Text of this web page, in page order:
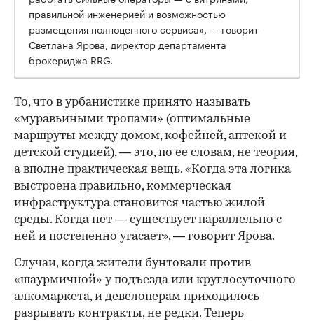
00:00
правильной инженерией и возможностью
размещения полноценного сервиса», — говорит
Светлана Ярова, директор департамента
брокериджа RRG.
То, что в урбанистике принято называть
«муравьиными тропами» (оптимальные
маршруты между домом, кофейней, аптекой и
детской студией), — это, по ее словам, не теория,
а вполне практическая вещь. «Когда эта логика
выстроена правильно, коммерческая
инфраструктура становится частью жилой
среды. Когда нет — существует параллельно с
ней и постепенно угасает», — говорит Ярова.
Случаи, когда жители бунтовали против
«шаурмичной» у подъезда или круглосуточного
алкомаркета, и девелоперам приходилось
разрывать контракты, не редки. Теперь